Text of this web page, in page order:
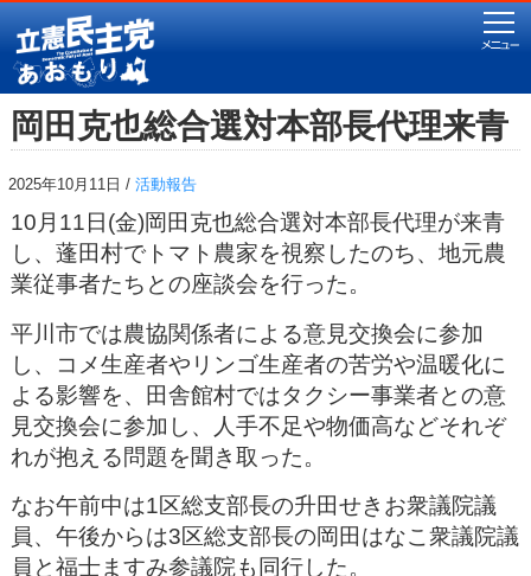
岡田克也総合選対本部長代理来青
2025年10月11日 / 活動報告
10月11日(金)岡田克也総合選対本部長代理が来青
し、蓬田村でトマト農家を視察したのち、地元農
業従事者たちとの座談会を行った。
平川市では農協関係者による意見交換会に参加
し、コメ生産者やリンゴ生産者の苦労や温暖化に
よる影響を、田舎館村ではタクシー事業者との意
見交換会に参加し、人手不足や物価高などそれぞ
れが抱える問題を聞き取った。
なお午前中は1区総支部長の升田せきお衆議院議
員、午後からは3区総支部長の岡田はなこ衆議院議
員と福士ますみ参議院も同行した。